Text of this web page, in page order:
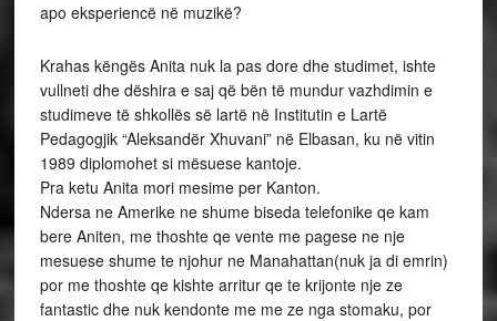
apo eksperiencë në muzikë?
Krahas këngës Anita nuk la pas dore dhe studimet, ishte
vullneti dhe dëshira e saj që bën të mundur vazhdimin e
studimeve të shkollës së lartë në Institutin e Lartë
Pedagogjik “Aleksandër Xhuvani” në Elbasan, ku në vitin
1989 diplomohet si mësuese kantoje.
Pra ketu Anita mori mesime per Kanton.
Ndersa ne Amerike ne shume biseda telefonike qe kam
bere Aniten, me thoshte qe vente me pagese ne nje
mesuese shume te njohur ne Manahattan(nuk ja di emrin)
por me thoshte qe kishte arritur qe te krijonte nje ze
fantastic dhe nuk kendonte me me ze nga stomaku, por